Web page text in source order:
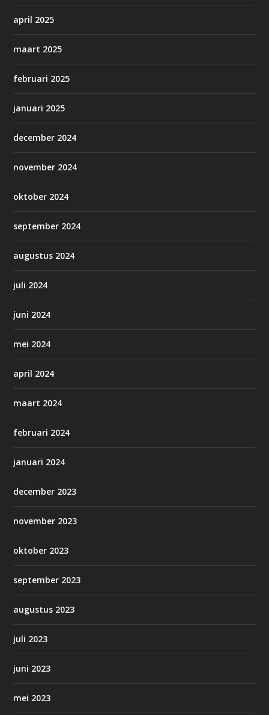
april 2025
maart 2025
februari 2025
januari 2025
december 2024
november 2024
oktober 2024
september 2024
augustus 2024
juli 2024
juni 2024
mei 2024
april 2024
maart 2024
februari 2024
januari 2024
december 2023
november 2023
oktober 2023
september 2023
augustus 2023
juli 2023
juni 2023
mei 2023